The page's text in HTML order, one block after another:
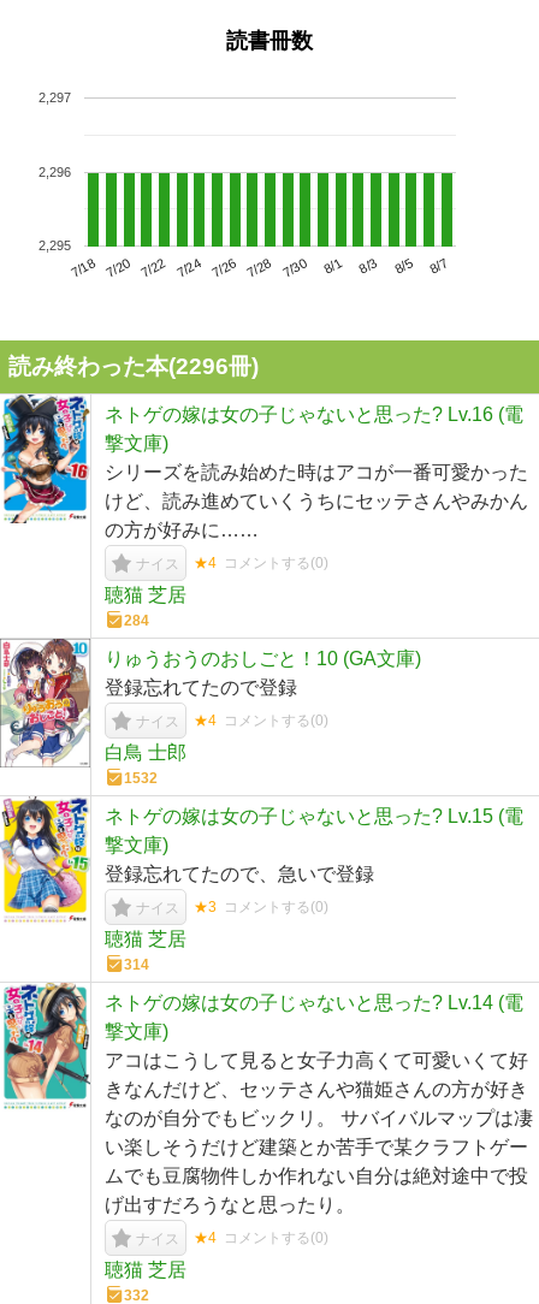
読書冊数
7/18 7/20 7/22 7/24 7/26 7/28 7/30 8/1 8/3 8/5 8/7
2,295
2,296
2,297
読み終わった本(2296冊)
ネトゲの嫁は女の子じゃないと思った? Lv.16 (電
撃文庫)
シリーズを読み始めた時はアコが一番可愛かった
けど、読み進めていくうちにセッテさんやみかん
の方が好みに……
ナイス ★4 コメントする(0)
聴猫 芝居
284
りゅうおうのおしごと！10 (GA文庫)
登録忘れてたので登録
ナイス ★4 コメントする(0)
白鳥 士郎
1532
ネトゲの嫁は女の子じゃないと思った? Lv.15 (電
撃文庫)
登録忘れてたので、急いで登録
ナイス ★3 コメントする(0)
聴猫 芝居
314
ネトゲの嫁は女の子じゃないと思った? Lv.14 (電
撃文庫)
アコはこうして見ると女子力高くて可愛いくて好
きなんだけど、セッテさんや猫姫さんの方が好き
なのが自分でもビックリ。 サバイバルマップは凄
い楽しそうだけど建築とか苦手で某クラフトゲー
ムでも豆腐物件しか作れない自分は絶対途中で投
げ出すだろうなと思ったり。
ナイス ★4 コメントする(0)
聴猫 芝居
332